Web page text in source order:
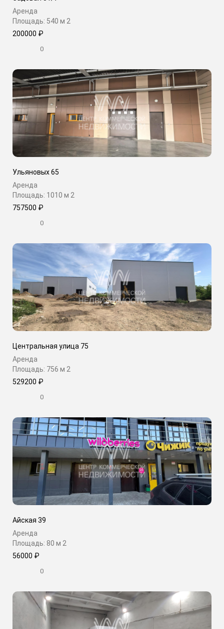
Аренда
Площадь: 540 м 2
200000 ₽
0
Ульяновых 65
Аренда
Площадь: 1010 м 2
757500 ₽
0
Центральная улица 75
Аренда
Площадь: 756 м 2
529200 ₽
0
Айская 39
Аренда
Площадь: 80 м 2
56000 ₽
0